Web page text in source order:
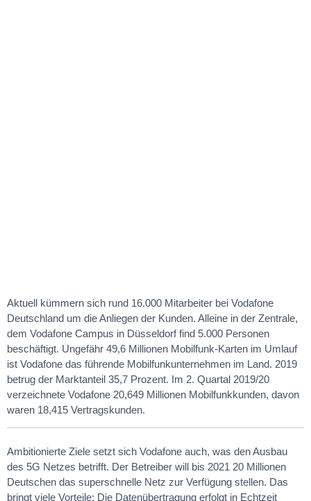
Aktuell kümmern sich rund 16.000 Mitarbeiter bei Vodafone
Deutschland um die Anliegen der Kunden. Alleine in der Zentrale,
dem Vodafone Campus in Düsseldorf find 5.000 Personen
beschäftigt. Ungefähr 49,6 Millionen Mobilfunk-Karten im Umlauf
ist Vodafone das führende Mobilfunkunternehmen im Land. 2019
betrug der Marktanteil 35,7 Prozent. Im 2. Quartal 2019/20
verzeichnete Vodafone 20,649 Millionen Mobilfunkkunden, davon
waren 18,415 Vertragskunden.
Ambitionierte Ziele setzt sich Vodafone auch, was den Ausbau
des 5G Netzes betrifft. Der Betreiber will bis 2021 20 Millionen
Deutschen das superschnelle Netz zur Verfügung stellen. Das
bringt viele Vorteile: Die Datenübertragung erfolgt in Echtzeit